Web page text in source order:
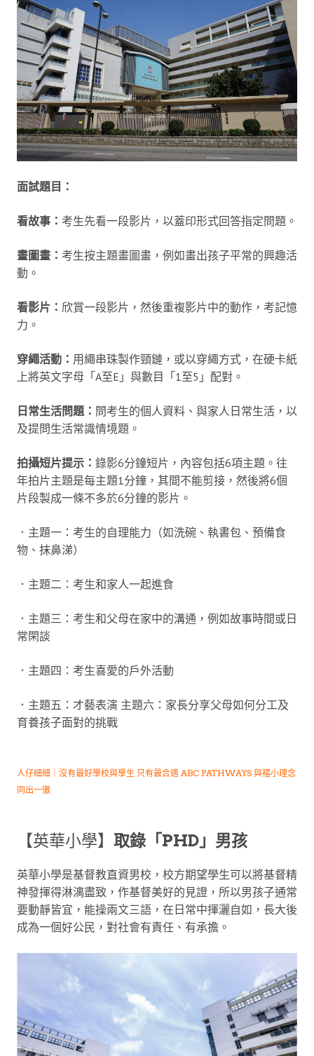
面試題目：
看故事： 考生先看一段影片，以蓋印形式回答指定問題。
畫圖畫： 考生按主題畫圖畫，例如畫出孩子平常的興趣活
動。
看影片： 欣賞一段影片，然後重複影片中的動作，考記憶
力。
穿繩活動： 用繩串珠製作頸鏈，或以穿繩方式，在硬卡紙
上將英文字母「A至E」與數目「1至5」配對。
日常生活問題： 問考生的個人資料、與家人日常生活，以
及提問生活常識情境題。
拍攝短片提示： 錄影6分鐘短片，內容包括6項主題。往
年拍片主題是每主題1分鐘，其間不能剪接，然後將6個
片段製成一條不多於6分鐘的影片。
．主題一：考生的自理能力（如洗碗、執書包、預備食
物、抹鼻涕）
．主題二：考生和家人一起進食
．主題三：考生和父母在家中的溝通，例如故事時間或日
常閑談
．主題四：考生喜愛的戶外活動
．主題五：才藝表演 主題六：家長分享父母如何分工及
育養孩子面對的挑戰
人仔細細｜沒有最好學校與學生 只有最合適 ABC PATHWAYS 與褔小理念
同出一徹
【英華小學】 取錄「PHD」男孩
英華小學是基督教直資男校，校方期望學生可以將基督精
神發揮得淋漓盡致，作基督美好的見證，所以男孩子通常
要動靜皆宜，能操兩文三語，在日常中揮灑自如，長大後
成為一個好公民，對社會有責任、有承擔。